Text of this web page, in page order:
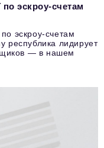
эскроу-счетам
эскроу-счетам
республика лидирует
— в нашем